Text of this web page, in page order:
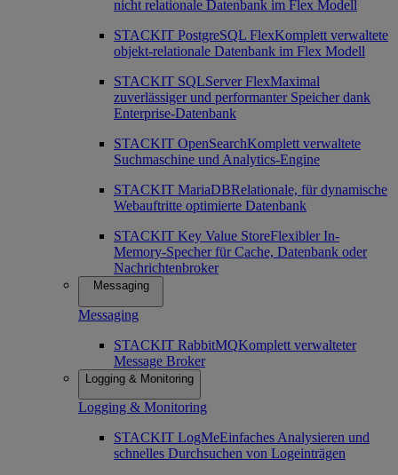
nicht relationale Datenbank im Flex Modell
STACKIT PostgreSQL FlexKomplett verwaltete
objekt-relationale Datenbank im Flex Modell
STACKIT SQLServer FlexMaximal
zuverlässiger und performanter Speicher dank
Enterprise-Datenbank
STACKIT OpenSearchKomplett verwaltete
Suchmaschine und Analytics-Engine
STACKIT MariaDBRelationale, für dynamische
Webauftritte optimierte Datenbank
STACKIT Key Value StoreFlexibler In-
Memory-Specher für Cache, Datenbank oder
Nachrichtenbroker
Messaging
Messaging
STACKIT RabbitMQKomplett verwalteter
Message Broker
Logging & Monitoring
Logging & Monitoring
STACKIT LogMeEinfaches Analysieren und
schnelles Durchsuchen von Logeinträgen